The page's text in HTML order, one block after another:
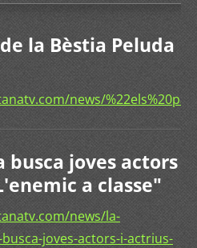
la Bèstia Peluda
news/
busca joves actors
a classe"
news/la-
joves-actors-i-actrius-